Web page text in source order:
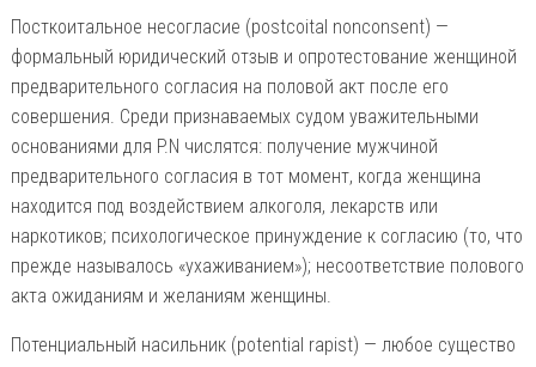
Посткоитальное несогласие (postcoital nonconsent) —
формальный юридический отзыв и опротестование женщиной
предварительного согласия на половой акт после его
совершения. Среди признаваемых судом уважительными
основаниями для P.N числятся: получение мужчиной
предварительного согласия в тот момент, когда женщина
находится под воздействием алкоголя, лекарств или
наркотиков; психологическое принуждение к согласию (то, что
прежде называлось «ухаживанием»); несоответствие полового
акта ожиданиям и желаниям женщины.
Потенциальный насильник (potential rapist) — любое существо